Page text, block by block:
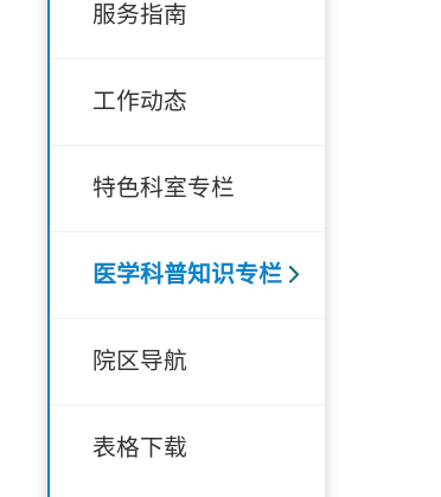
服务指南
工作动态
特色科室专栏
医学科普知识专栏
院区导航
表格下载